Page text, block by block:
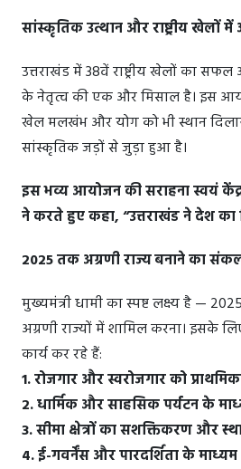
सांस्कृतिक उत्थान और राष्ट्रीय खेलों में
उत्तराखंड में 38वें राष्ट्रीय खेलों का
के नेतृत्व की एक और मिसाल है। इस
खेल मलखंभ और योग को भी स्थान
सांस्कृतिक जड़ों से जुड़ा हुआ है।
इस भव्य आयोजन की सराहना स्वयं
ने करते हुए कहा, “उत्तराखंड ने देश का
2025 तक अग्रणी राज्य बनाने का
मुख्यमंत्री धामी का स्पष्ट लक्ष्य है —
अग्रणी राज्यों में शामिल करना। इसके
कार्य कर रहे हैं:
1. रोजगार और स्वरोजगार को
2. धार्मिक और साहसिक पर्यटन के
3. सीमा क्षेत्रों का सशक्तिकरण और
4. ई-गवर्नेंस और पारदर्शिता के